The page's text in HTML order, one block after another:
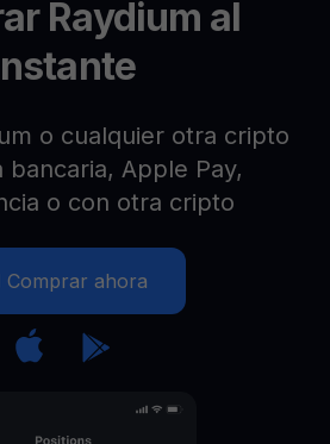
Raydium al
o cualquier otra cripto
bancaria, Apple Pay,
o con otra cripto
Comprar ahora